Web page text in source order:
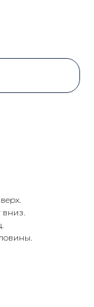
вниз.